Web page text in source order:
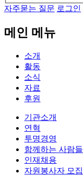
자주묻는 질문 로그인
메인 메뉴
소개
활동
소식
자료
후원
기관소개
연혁
투명경영
함께하는 사람들
인재채용
자원봉사자 모집